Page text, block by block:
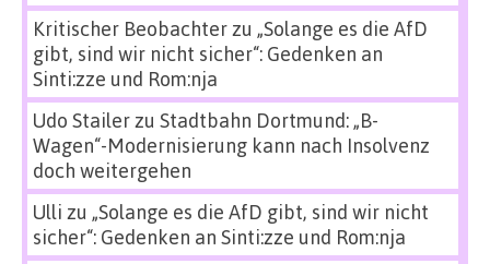
Kritischer Beobachterzu „Solange es die AfD
gibt, sind wir nicht sicher“: Gedenken an
Sinti:zze und Rom:nja
Udo Stailerzu Stadtbahn Dortmund: „B-
Wagen“-Modernisierung kann nach Insolvenz
doch weitergehen
Ulli zu „Solange es die AfD gibt, sind wir nicht
sicher“: Gedenken an Sinti:zze und Rom:nja